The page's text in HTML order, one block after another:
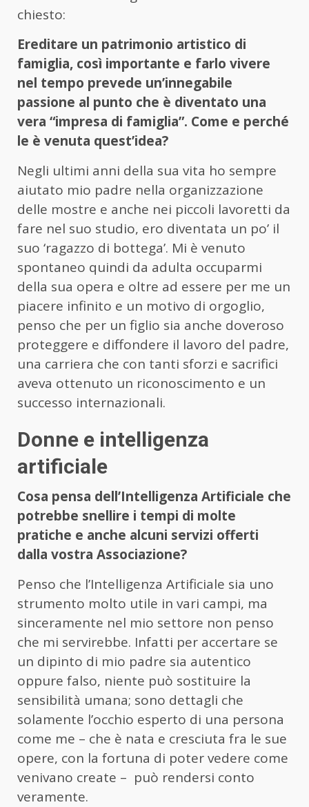
chiesto:
Ereditare un patrimonio artistico di
famiglia, così importante e farlo vivere
nel tempo prevede un’innegabile
passione al punto che è diventato una
vera “impresa di famiglia”. Come e perché
le è venuta quest’idea?
Negli ultimi anni della sua vita ho sempre
aiutato mio padre nella organizzazione
delle mostre e anche nei piccoli lavoretti da
fare nel suo studio, ero diventata un po’ il
suo ‘ragazzo di bottega’. Mi è venuto
spontaneo quindi da adulta occuparmi
della sua opera e oltre ad essere per me un
piacere infinito e un motivo di orgoglio,
penso che per un figlio sia anche doveroso
proteggere e diffondere il lavoro del padre,
una carriera che con tanti sforzi e sacrifici
aveva ottenuto un riconoscimento e un
successo internazionali.
Donne e intelligenza
artificiale
Cosa pensa dell’Intelligenza Artificiale che
potrebbe snellire i tempi di molte
pratiche e anche alcuni servizi offerti
dalla vostra Associazione?
Penso che l’Intelligenza Artificiale sia uno
strumento molto utile in vari campi, ma
sinceramente nel mio settore non penso
che mi servirebbe. Infatti per accertare se
un dipinto di mio padre sia autentico
oppure falso, niente può sostituire la
sensibilità umana; sono dettagli che
solamente l’occhio esperto di una persona
come me – che è nata e cresciuta fra le sue
opere, con la fortuna di poter vedere come
venivano create – può rendersi conto
veramente.